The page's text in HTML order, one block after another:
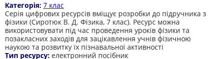
Категорія: 7 клас
Серія цифрових ресурсів вміщує розробки до підручника з
фізики (Сиротюк В. Д. Фізика, 7 клас). Ресурс можна
використовувати під час проведення уроків фізики та
позакласних заходів для зацікавлення учнів фізичною
наукою та розвитку їх пізнавальної активності
Тип ресурсу: електронний посібник